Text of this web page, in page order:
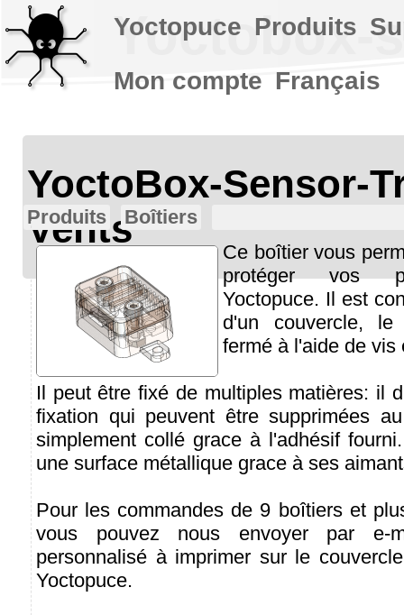
Yoctobox-
YoctoBox-Sensor-
Vents
Produits
Boîtiers
Ce boîtier vous
protéger vos
Yoctopuce. Il est
d'un couvercle,
fermé à l'aide de vis
Il peut être fixé de multiples matières: il
fixation qui peuvent être supprimées
simplement collé grace à l'adhésif
une surface métallique grace à ses
Pour les commandes de 9 boîtiers et
vous pouvez nous envoyer par e-
personnalisé à imprimer sur le
Yoctopuce.
Yoctopuce Produits
Mon compte Français